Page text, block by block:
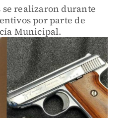
se realizaron durante
por parte de
Municipal.